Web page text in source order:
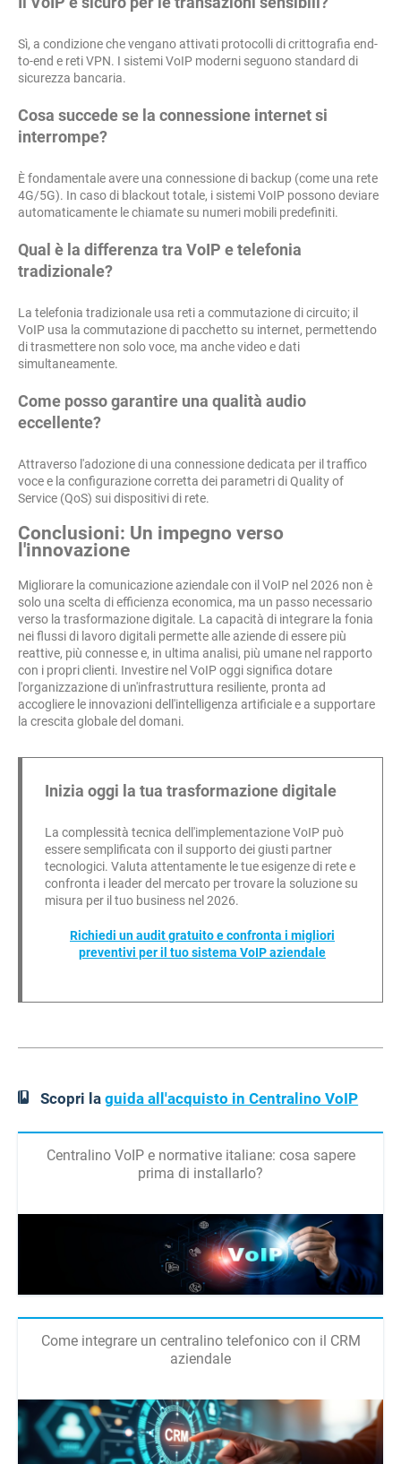
Sì, a condizione che vengano attivati protocolli di crittografia end-
to-end e reti VPN. I sistemi VoIP moderni seguono standard di
sicurezza bancaria.
Cosa succede se la connessione internet si
interrompe?
È fondamentale avere una connessione di backup (come una rete
4G/5G). In caso di blackout totale, i sistemi VoIP possono deviare
automaticamente le chiamate su numeri mobili predefiniti.
Qual è la differenza tra VoIP e telefonia
tradizionale?
La telefonia tradizionale usa reti a commutazione di circuito; il
VoIP usa la commutazione di pacchetto su internet, permettendo
di trasmettere non solo voce, ma anche video e dati
simultaneamente.
Come posso garantire una qualità audio
eccellente?
Attraverso l'adozione di una connessione dedicata per il traffico
voce e la configurazione corretta dei parametri di Quality of
Service (QoS) sui dispositivi di rete.
Conclusioni: Un impegno verso
l'innovazione
Migliorare la comunicazione aziendale con il VoIP nel 2026 non è
solo una scelta di efficienza economica, ma un passo necessario
verso la trasformazione digitale. La capacità di integrare la fonia
nei flussi di lavoro digitali permette alle aziende di essere più
reattive, più connesse e, in ultima analisi, più umane nel rapporto
con i propri clienti. Investire nel VoIP oggi significa dotare
l'organizzazione di un'infrastruttura resiliente, pronta ad
accogliere le innovazioni dell'intelligenza artificiale e a supportare
la crescita globale del domani.
Inizia oggi la tua trasformazione digitale
La complessità tecnica dell'implementazione VoIP può
essere semplificata con il supporto dei giusti partner
tecnologici. Valuta attentamente le tue esigenze di rete e
confronta i leader del mercato per trovare la soluzione su
misura per il tuo business nel 2026.
Richiedi un audit gratuito e confronta i migliori
preventivi per il tuo sistema VoIP aziendale
Scopri laguida all'acquisto in Centralino VoIP
Centralino VoIP e normative italiane: cosa sapere
prima di installarlo?
Come integrare un centralino telefonico con il CRM
aziendale